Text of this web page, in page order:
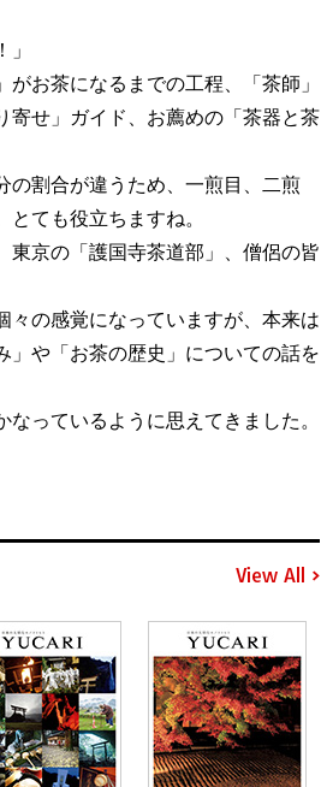
お茶になるまでの工程、「茶師」
寄せ」ガイド、お薦めの「茶器と茶
割合が違うため、一煎目、二煎
ても役立ちますね。
京の「護国寺茶道部」、僧侶の皆
々の感覚になっていますが、本来は
」や「お茶の歴史」についての話を
っているように思えてきました。
View All